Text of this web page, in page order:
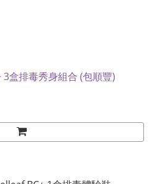
3盒排毒秀身組合 (包順豐)